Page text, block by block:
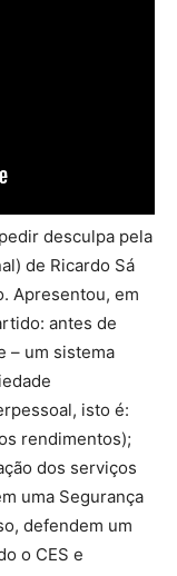
desculpa pela
de Ricardo Sá
Apresentou, em
antes de
– um sistema
isto é:
rendimentos);
dos serviços
uma Segurança
defendem um
o CES e